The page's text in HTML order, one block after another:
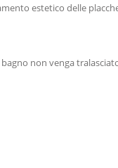
estetico delle
non venga